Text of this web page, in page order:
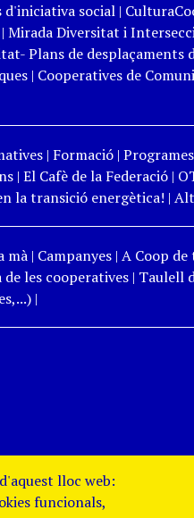
d'iniciativa social|
Mirada Diversitat i
Plans de desplaçaments
| Cooperatives de
| Formació| Programes
| El Cafè de la Federació|
la transició energètica! |
mà| Campanyes| A Coop
les cooperatives| Taulell
|
lloc web:
funcionals,